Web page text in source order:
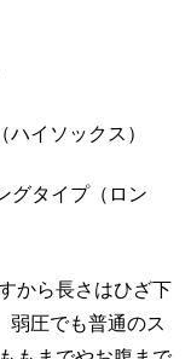
イソックス）
グタイプ（ロン
から長さはひざ下
弱圧でも普通のス